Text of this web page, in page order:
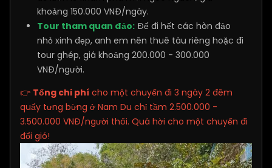
khoảng 150.000 VNĐ/ngày.
Tour tham quan đảo: Để đi hết các hòn đảo
nhỏ xinh đẹp, anh em nên thuê tàu riêng hoặc đi
tour ghép, giá khoảng 200.000 - 300.000
VNĐ/người.
👉 Tổng chi phí cho một chuyến đi 3 ngày 2 đêm
quẩy tưng bừng ở Nam Du chỉ tầm 2.500.000 -
3.500.000 VNĐ/người thôi. Quá hời cho một chuyến đi
đổi gió!